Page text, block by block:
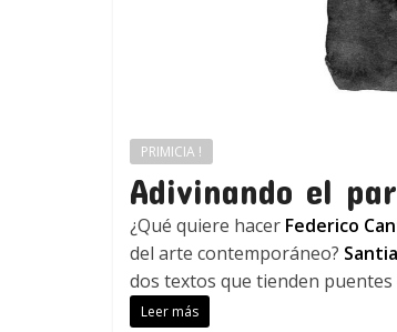
PRIMICIA !
Adivinando el
¿Qué quiere hacer Federico
del arte contemporáneo?
dos textos que tienden
Leer más